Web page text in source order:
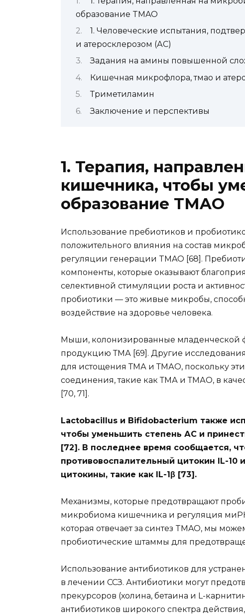
образование TMAO
1. Человеческие испытания,
и атеросклерозом (АС)
Задания на амины повышенной
Кишечная микрофлора, тмао и
Триметиламин
Заключение и перспективы
1. Терапия,
кишечника, чтобы
образование TMAO
Использование пребиотиков и
положительного влияния на состав
регуляции генерации TMAO [68].
компоненты, которые оказывают
селективной стимуляции роста и
пробиотики — это живые микробы,
воздействие на здоровье человека.
Мыши, колонизированные младенческой
продукцию ТМА [69]. Другие
для истощения ТМА и ТМАО, поскольку
соединения, такие как ТМА и ТМАО, в
[70, 71].
Lactobacillus и Bifidobacterium также
чтобы уменьшить степень АС и
[72]. В последнее время сообщается,
противовоспалительный цитокин IL-10
цитокины, такие как IL-1β [73].
Механизмы, которые предотвращают
микробиома кишечника и регуляция
которая отвечает за синтез TMAO, мы
пробиотические штаммы для
Использование антибиотиков для
в лечении ССЗ. Антибиотики могут
прекурсоров (холина, бетаина и L-
антибиотиков широкого спектра